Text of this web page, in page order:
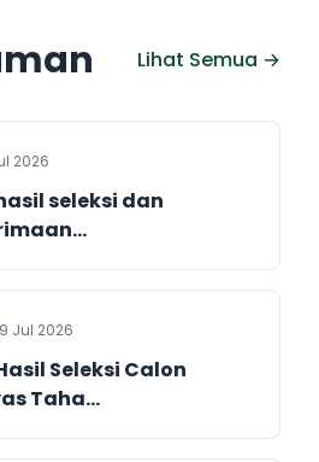
Lihat Semua →
2026
seleksi dan
Jul 2026
Seleksi Calon
Taha...